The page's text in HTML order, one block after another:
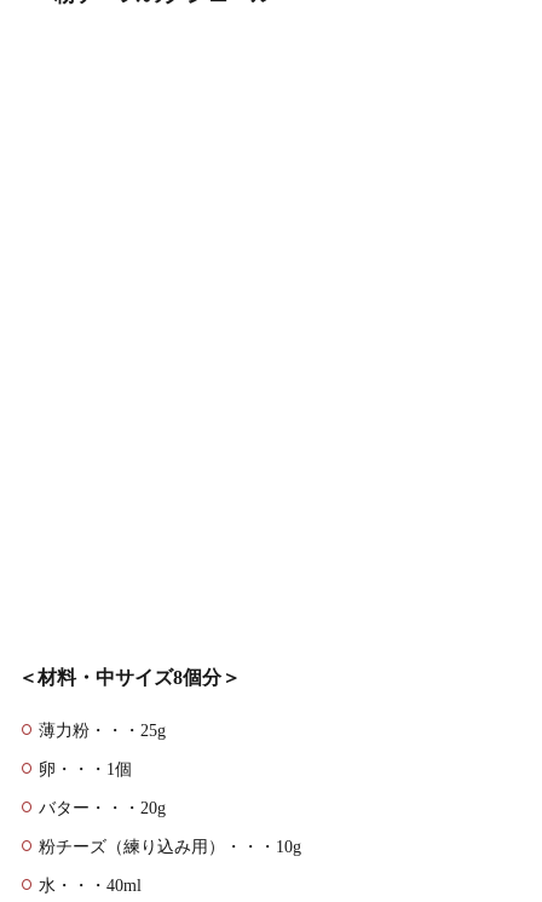
＜材料・中サイズ8個分＞
薄力粉・・・25g
卵・・・1個
バター・・・20g
粉チーズ（練り込み用）・・・10g
水・・・40ml